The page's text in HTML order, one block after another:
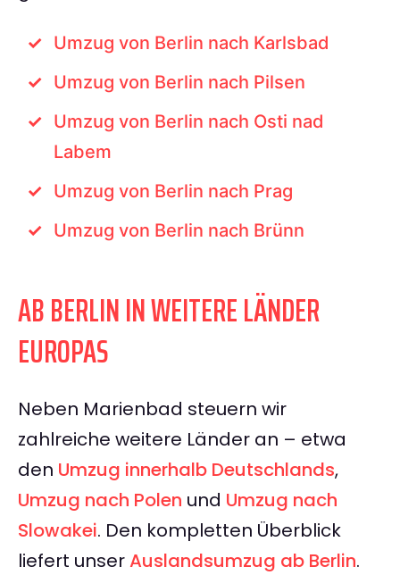
Umzug von Berlin nach Karlsbad
Umzug von Berlin nach Pilsen
Umzug von Berlin nach Osti nad
Labem
Umzug von Berlin nach Prag
Umzug von Berlin nach Brünn
AB BERLIN IN WEITERE LÄNDER
EUROPAS
Neben Marienbad steuern wir
zahlreiche weitere Länder an – etwa
den Umzug innerhalb Deutschlands,
Umzug nach Polen und Umzug nach
Slowakei. Den kompletten Überblick
liefert unserAuslandsumzug ab Berlin.